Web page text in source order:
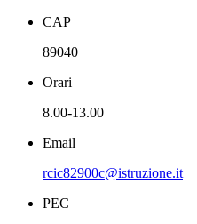
CAP
89040
Orari
8.00-13.00
Email
rcic82900c@istruzione.it
PEC